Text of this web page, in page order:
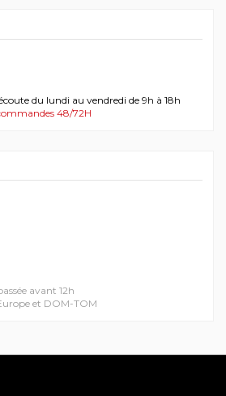
du lundi au vendredi de 9h à 18h
48/72H
avant 12h
et DOM-TOM